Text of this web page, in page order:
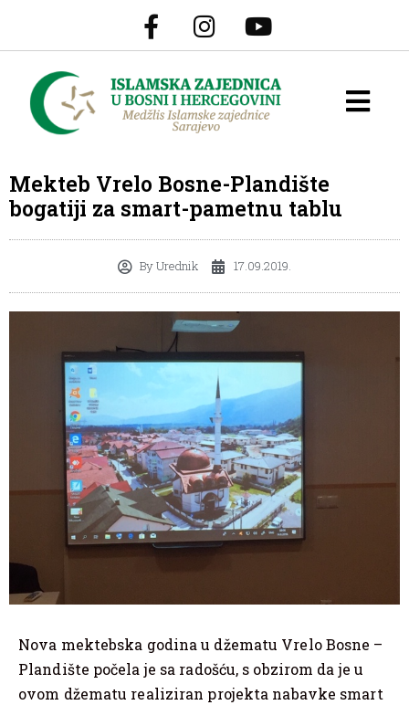
Mekteb Vrelo Bosne-Plandište
bogatiji za smart-pametnu tablu
ByUrednik 17.09.2019.
Nova mektebska godina u džematu Vrelo Bosne –
Plandište počela je sa radošću, s obzirom da je u
ovom džematu realiziran projekta nabavke smart